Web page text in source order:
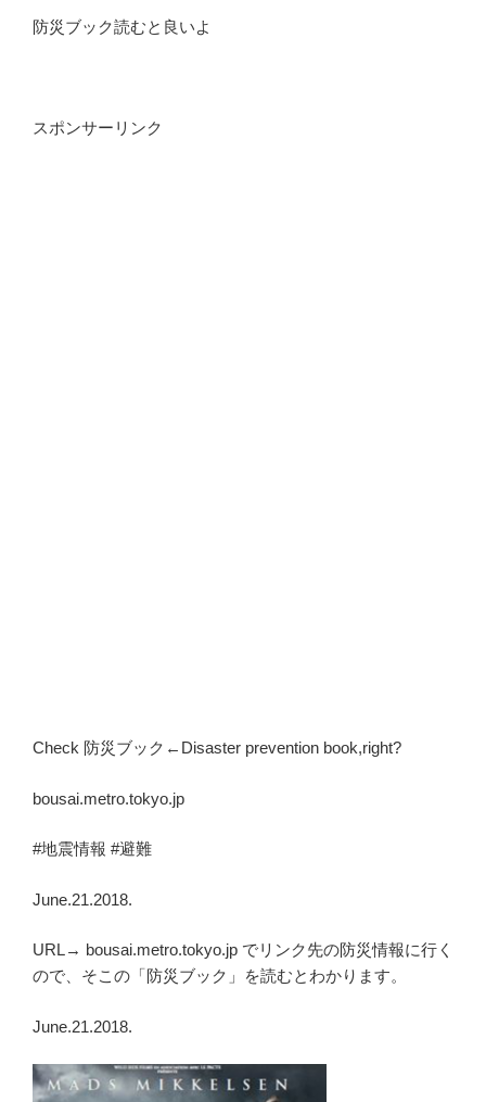
防災ブック読むと良いよ
スポンサーリンク
Check 防災ブック←Disaster prevention book,right?
bousai.metro.tokyo.jp
#地震情報 #避難
June.21.2018.
URL→ bousai.metro.tokyo.jp でリンク先の防災情報に行く
ので、そこの「防災ブック」を読むとわかります。
June.21.2018.